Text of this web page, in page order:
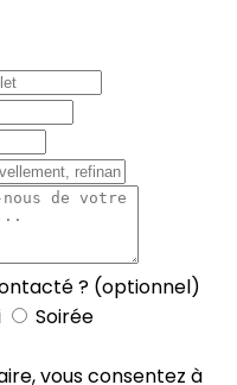
? (optionnel)
Soirée
vous consentez à